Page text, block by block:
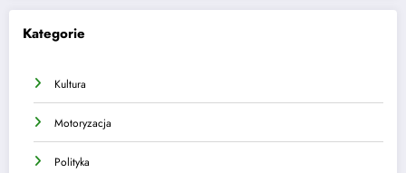
Kategorie
Kultura
Motoryzacja
Polityka